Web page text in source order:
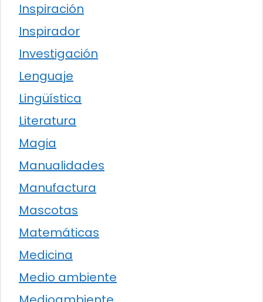
Inspiración
Inspirador
Investigación
Lenguaje
Lingüística
Literatura
Magia
Manualidades
Manufactura
Mascotas
Matemáticas
Medicina
Medio ambiente